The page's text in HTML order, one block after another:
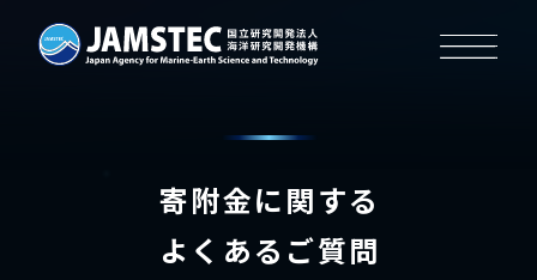
寄附金に関する
よくあるご質問